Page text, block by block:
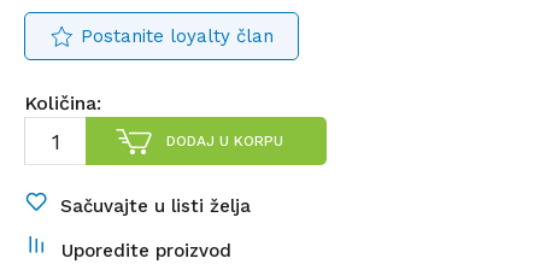
Postanite loyalty član
Količina:
DODAJ U KORPU
Sačuvajte u listi želja
Uporedite proizvod